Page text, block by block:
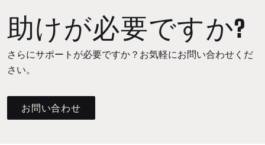
助けが必要ですか?
さらにサポートが必要ですか？お気軽にお問い合わせくだ
さい。
お問い合わせ